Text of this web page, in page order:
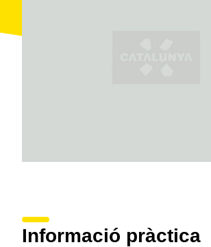
Informació pràctica